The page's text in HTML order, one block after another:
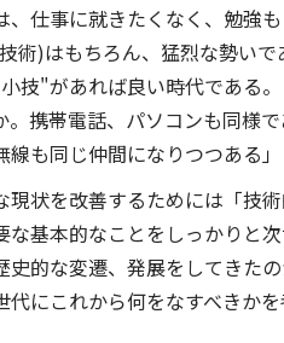
、仕事に就きたくなく、勉強
技術)はもちろん、猛烈な勢い
技"があれば良い時代である
。携帯電話、パソコンも同様
線も同じ仲間になりつつある」
現状を改善するためには「技
な基本的なことをしっかりと
史的な変遷、発展をしてきた
代にこれから何をなすべきか